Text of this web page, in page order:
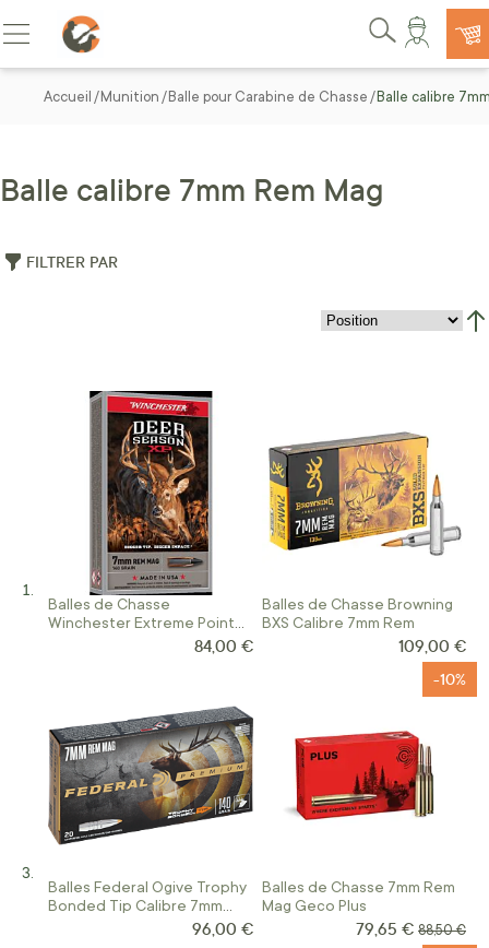
Allez au contenu
Basculer la navigation
Rechercher
Accueil Munition Balle pour Carabine de Chasse Balle calibre
Balle calibre 7mm Rem Mag
FILTRER PAR
Balles de Chasse
Winchester Extreme Point
84,00 €
Balles de Chasse Browning
BXS Calibre 7mm Rem
109,00 €
Balles Federal Ogive Trophy
Bonded Tip Calibre 7mm
96,00 €
Balles de Chasse 7mm Rem
Mag Geco Plus
-10%
Prix Spécial
79,65 € Prix
88,50 €